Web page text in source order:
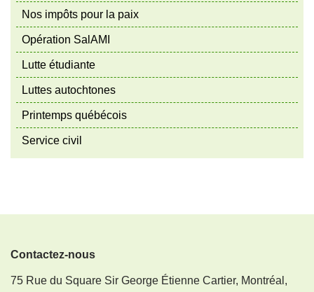
Nos impôts pour la paix
Opération SalAMI
Lutte étudiante
Luttes autochtones
Printemps québécois
Service civil
Contactez-nous
75 Rue du Square Sir George Étienne Cartier, Montréal,